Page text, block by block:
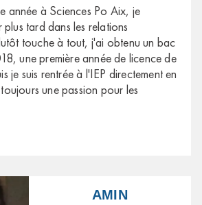
année à Sciences Po Aix, je
tard dans les relations
touche à tout, j'ai obtenu un bac
une première année de licence de
je suis rentrée à l'IEP directement en
une passion pour les
AMIN